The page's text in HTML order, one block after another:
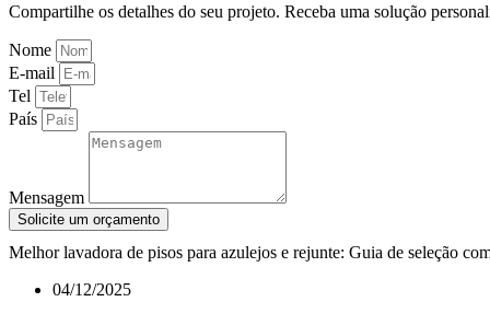
Compartilhe os detalhes do seu projeto. Receba uma solução
Nome
E-mail
Tel
País
Mensagem
Solicite um orçamento
Melhor lavadora de pisos para azulejos e rejunte: Guia de seleção
04/12/2025